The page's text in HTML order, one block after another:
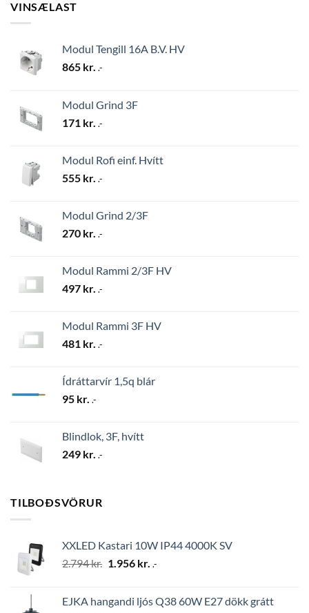
VINSÆLAST
Modul Tengill 16A B.V. HV
865 kr. .-
Modul Grind 3F
171 kr. .-
Modul Rofi einf. Hvítt
555 kr. .-
Modul Grind 2/3F
270 kr. .-
Modul Rammi 2/3F HV
497 kr. .-
Modul Rammi 3F HV
481 kr. .-
Ídráttarvír 1,5q blár
95 kr. .-
Blindlok, 3F, hvítt
249 kr. .-
TILBOÐSVÖRUR
XXLED Kastari 10W IP44 4000K SV
2.794kr. Original
2.794 kr..
1.956 kr. Current
1.956 kr..
.-
EJKA hangandi ljós Q38 60W E27 dökk grátt